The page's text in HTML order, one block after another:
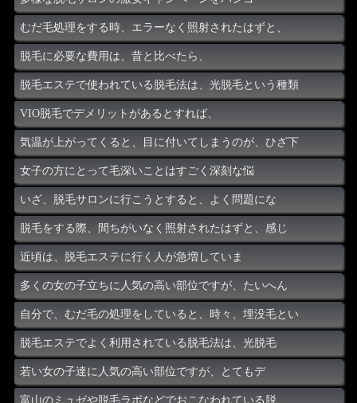
むだ毛処理をする時、エラーなく照射されたはずと、
脱毛に必要な費用は、昔と比べたら、
脱毛エステで使われている脱毛法は、光脱毛という種類
VIO脱毛でデメリットがあるとすれば、
気温が上がってくると、目に付いてしまうのが、ひざ下
女子の方にとって毛深いことはすごく深刻な悩
いざ、脱毛サロンに行こうとすると、よく問題にな
脱毛をする際、間ちがいなく照射されたはずと、感じ
近頃は、脱毛エステに行く人が急増していま
多くの女の子立ちに人気の高い部位ですが、たいへん
自分で、むだ毛の処理をしていると、時々、埋没毛とい
脱毛エステでよく利用されている脱毛法は、光脱毛
若い女の子達に人気の高い部位ですが、とてもデ
富山のミュゼや脱毛ラボなどでおこなわれている脱